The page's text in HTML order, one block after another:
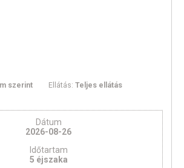
szerint Ellátás:Teljes ellátás
Dátum
2026-08-26
Időtartam
5 éjszaka